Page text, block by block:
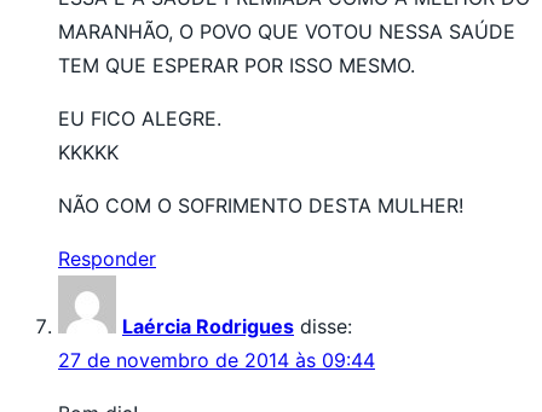
MARANHÃO, O POVO QUE VOTOU NESSA SAÚDE
TEM QUE ESPERAR POR ISSO MESMO.
EU FICO ALEGRE.
KKKKK
NÃO COM O SOFRIMENTO DESTA MULHER!
Responder
Laércia Rodrigues disse:
27 de novembro de 2014 às 09:44